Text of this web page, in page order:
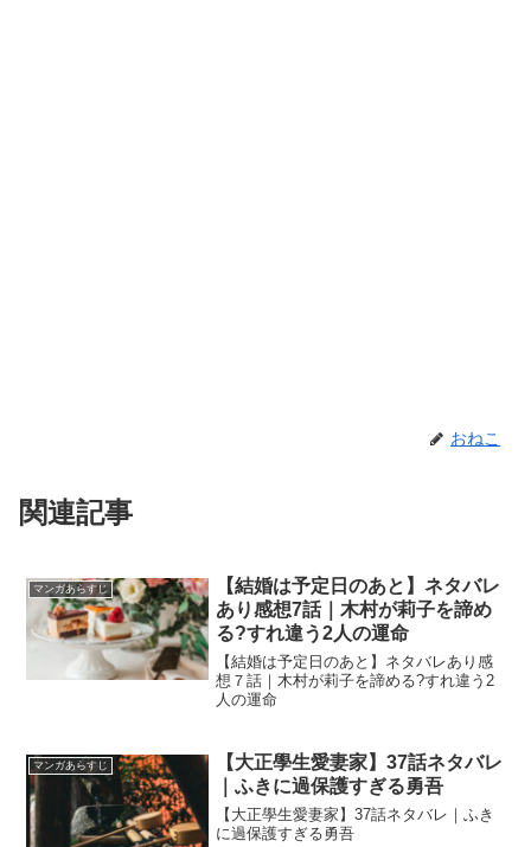
おねこ
関連記事
マンガあらすじ
【結婚は予定日のあと】ネタバレ
あり感想7話｜木村が莉子を諦め
る?すれ違う2人の運命
【結婚は予定日のあと】ネタバレあり感
想７話｜木村が莉子を諦める?すれ違う2
人の運命
マンガあらすじ
【大正學生愛妻家】37話ネタバレ
｜ふきに過保護すぎる勇吾
【大正學生愛妻家】37話ネタバレ｜ふき
に過保護すぎる勇吾